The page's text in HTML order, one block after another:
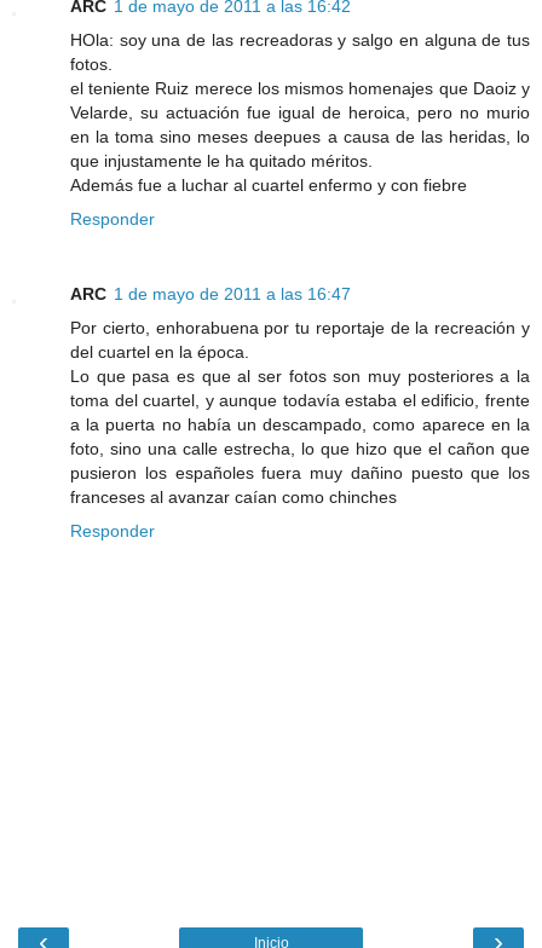
ARC 1 de mayo de 2011 a las 16:42
HOla: soy una de las recreadoras y salgo en alguna de tus
fotos.
el teniente Ruiz merece los mismos homenajes que Daoiz y
Velarde, su actuación fue igual de heroica, pero no murio
en la toma sino meses deepues a causa de las heridas, lo
que injustamente le ha quitado méritos.
Además fue a luchar al cuartel enfermo y con fiebre
Responder
ARC 1 de mayo de 2011 a las 16:47
Por cierto, enhorabuena por tu reportaje de la recreación y
del cuartel en la época.
Lo que pasa es que al ser fotos son muy posteriores a la
toma del cuartel, y aunque todavía estaba el edificio, frente
a la puerta no había un descampado, como aparece en la
foto, sino una calle estrecha, lo que hizo que el cañon que
pusieron los españoles fuera muy dañino puesto que los
franceses al avanzar caían como chinches
Responder
‹ ›
Inicio